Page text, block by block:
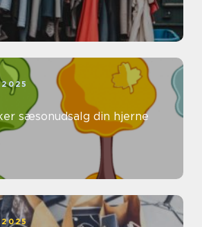
sæsonudsalg din hjerne